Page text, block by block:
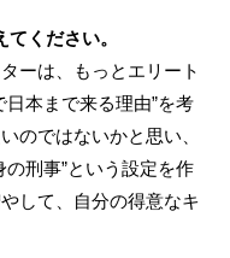
ください。
ーは、もっとエリート
本まで来る理由”を考
のではないかと思い、
刑事”という設定を作
して、自分の得意なキ